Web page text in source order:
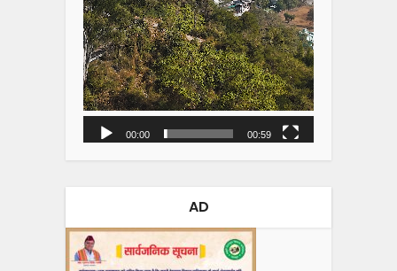
00:00 00:59
AD